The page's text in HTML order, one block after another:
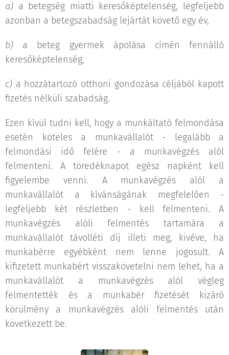
a) a betegség miatti keresőképtelenség, legfeljebb
azonban a betegszabadság lejártát követő egy év,
b) a beteg gyermek ápolása címén fennálló
keresőképtelenség,
c) a hozzátartozó otthoni gondozása céljából kapott
fizetés nélküli szabadság.
Ezen kívül tudni kell, hogy a munkáltató felmondása
esetén köteles a munkavállalót - legalább a
felmondási idő felére - a munkavégzés alól
felmenteni. A töredéknapot egész napként kell
figyelembe venni. A munkavégzés alól a
munkavállalót a kívánságának megfelelően -
legfeljebb két részletben - kell felmenteni. A
munkavégzés alóli felmentés tartamára a
munkavállalót távolléti díj illeti meg, kivéve, ha
munkabérre egyébként nem lenne jogosult. A
kifizetett munkabért visszakövetelni nem lehet, ha a
munkavállalót a munkavégzés alól végleg
felmentették és a munkabér fizetését kizáró
körülmény a munkavégzés alóli felmentés után
következett be.